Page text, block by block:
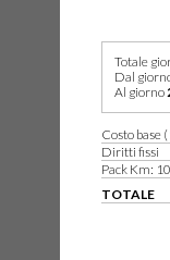
Totale
Dal
Al giorno
Costo base
Diritti fissi
Pack Km:
TOTALE